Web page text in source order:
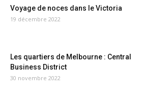
Voyage de noces dans le Victoria
19 décembre 2022
Les quartiers de Melbourne : Central
Business District
30 novembre 2022